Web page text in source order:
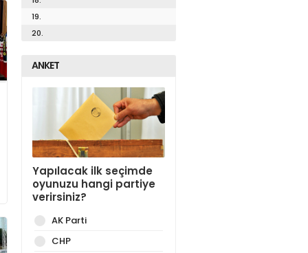
19.
20.
ANKET
Yapılacak ilk seçimde
oyunuzu hangi partiye
verirsiniz?
AK Parti
CHP